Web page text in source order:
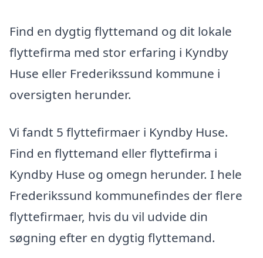
Find en dygtig flyttemand og dit lokale
flyttefirma med stor erfaring i Kyndby
Huse eller Frederikssund kommune i
oversigten herunder.
Vi fandt 5 flyttefirmaer i Kyndby Huse.
Find en flyttemand eller flyttefirma i
Kyndby Huse og omegn herunder. I hele
Frederikssund kommunefindes der flere
flyttefirmaer, hvis du vil udvide din
søgning efter en dygtig flyttemand.